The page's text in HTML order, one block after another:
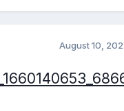
August 10,